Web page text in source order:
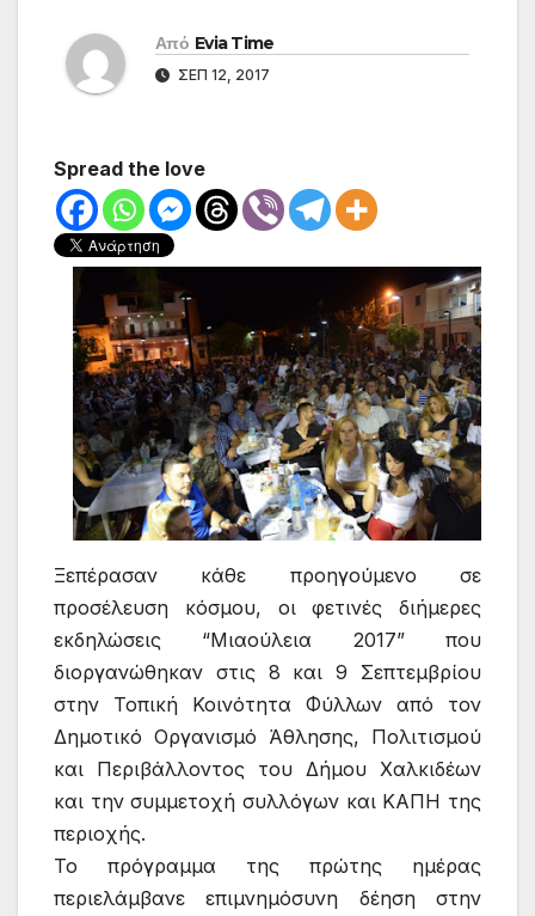
Από Evia Time
ΣΕΠ 12, 2017
Spread the love
Ξεπέρασαν κάθε προηγούμενο σε
προσέλευση κόσμου, οι φετινές διήμερες
εκδηλώσεις “Μιαούλεια 2017” που
διοργανώθηκαν στις 8 και 9 Σεπτεμβρίου
στην Τοπική Κοινότητα Φύλλων από τον
Δημοτικό Οργανισμό Άθλησης, Πολιτισμού
και Περιβάλλοντος του Δήμου Χαλκιδέων
και την συμμετοχή συλλόγων και ΚΑΠΗ της
περιοχής.
Το πρόγραμμα της πρώτης ημέρας
περιελάμβανε επιμνημόσυνη δέηση στην